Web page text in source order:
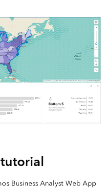
Business Analyst Web App